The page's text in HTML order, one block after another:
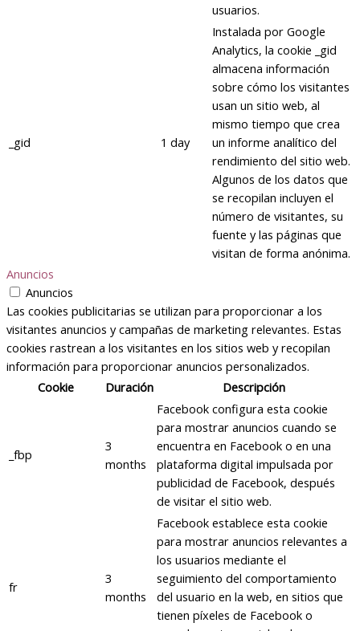
usuarios.
_gid 1 day
Instalada por Google
Analytics, la cookie _gid
almacena información
sobre cómo los visitantes
usan un sitio web, al
mismo tiempo que crea
un informe analítico del
rendimiento del sitio web.
Algunos de los datos que
se recopilan incluyen el
número de visitantes, su
fuente y las páginas que
visitan de forma anónima.
Anuncios
Anuncios
Las cookies publicitarias se utilizan para proporcionar a los
visitantes anuncios y campañas de marketing relevantes. Estas
cookies rastrean a los visitantes en los sitios web y recopilan
información para proporcionar anuncios personalizados.
Cookie
Duración Descripción
_fbp
3
months
Facebook configura esta cookie
para mostrar anuncios cuando se
encuentra en Facebook o en una
plataforma digital impulsada por
publicidad de Facebook, después
de visitar el sitio web.
fr
3
months
Facebook establece esta cookie
para mostrar anuncios relevantes a
los usuarios mediante el
seguimiento del comportamiento
del usuario en la web, en sitios que
tienen píxeles de Facebook o